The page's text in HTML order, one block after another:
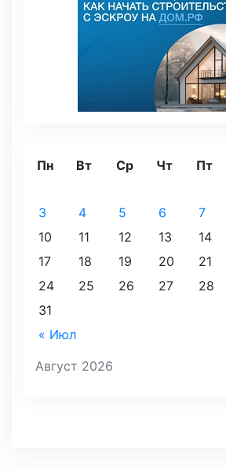
Август 2026
Пн Вт Ср Чт Пт
« Июл
3
4 5 6 7
10
11 12 13 14
17
18 19 20 21
24
25 26 27 28
31